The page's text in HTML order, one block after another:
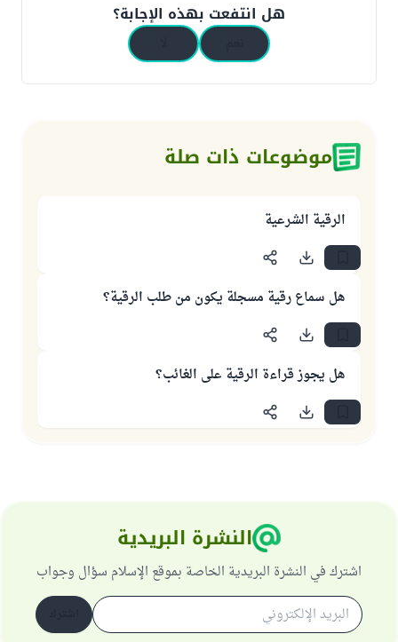
هل انتفعت بهذه الإجابة؟
موضوعات ذات صلة
الرقية الشرعية
هل سماع رقية مسجلة يكون من طلب الرقية؟
هل يجوز قراءة الرقية على الغائب؟
النشرة البريدية
اشترك في النشرة البريدية الخاصة بموقع الإسلام سؤال وجواب